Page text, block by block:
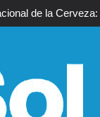
de la
frío polar se instala
de la
El frío polar se instala
aprobó la ley de